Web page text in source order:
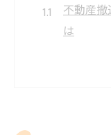
不動産
は
現状の